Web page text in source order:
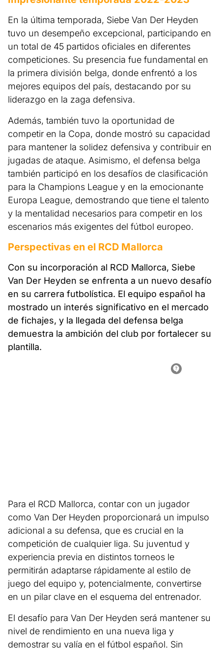
En la última temporada, Siebe Van Der Heyden
tuvo un desempeño excepcional, participando en
un total de 45 partidos oficiales en diferentes
competiciones. Su presencia fue fundamental en
la primera división belga, donde enfrentó a los
mejores equipos del país, destacando por su
liderazgo en la zaga defensiva.
Además, también tuvo la oportunidad de
competir en la Copa, donde mostró su capacidad
para mantener la solidez defensiva y contribuir en
jugadas de ataque. Asimismo, el defensa belga
también participó en los desafíos de clasificación
para la Champions League y en la emocionante
Europa League, demostrando que tiene el talento
y la mentalidad necesarios para competir en los
escenarios más exigentes del fútbol europeo.
Perspectivas en el RCD Mallorca
Con su incorporación al RCD Mallorca, Siebe
Van Der Heyden se enfrenta a un nuevo desafío
en su carrera futbolística. El equipo español ha
mostrado un interés significativo en el mercado
de fichajes, y la llegada del defensa belga
demuestra la ambición del club por fortalecer su
plantilla.
Para el RCD Mallorca, contar con un jugador
como Van Der Heyden proporcionará un impulso
adicional a su defensa, que es crucial en la
competición de cualquier liga. Su juventud y
experiencia previa en distintos torneos le
permitirán adaptarse rápidamente al estilo de
juego del equipo y, potencialmente, convertirse
en un pilar clave en el esquema del entrenador.
El desafío para Van Der Heyden será mantener su
nivel de rendimiento en una nueva liga y
demostrar su valía en el fútbol español. Sin